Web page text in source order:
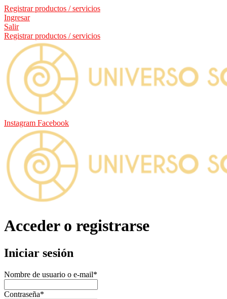
Registrar productos / servicios
Ingresar
Salir
Registrar productos / servicios
Instagram Facebook
Acceder o registrarse
Iniciar sesión
Nombre de usuario o e-mail*
Contraseña*